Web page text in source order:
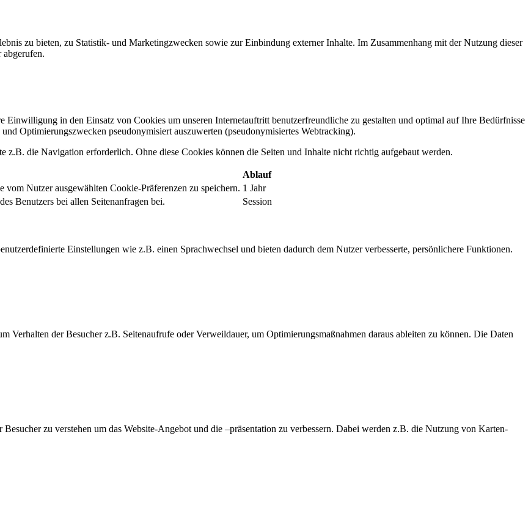
zu bieten, zu Statistik- und Marketingzwecken sowie zur Einbindung externer Inhalte. Im Zusammenhang mit der Nutzung dieser
abgerufen.
Einwilligung in den Einsatz von Cookies um unseren Internetauftritt benutzerfreundliche zu gestalten und optimal auf Ihre Bedürfnisse
Optimierungszwecken pseudonymisiert auszuwerten (pseudonymisiertes Webtracking).
die Navigation erforderlich. Ohne diese Cookies können die Seiten und Inhalte nicht richtig aufgebaut werden.
Ablauf
vom Nutzer ausgewählten Cookie-Präferenzen zu speichern. 1 Jahr
Benutzers bei allen Seitenanfragen bei. Session
Einstellungen wie z.B. einen Sprachwechsel und bieten dadurch dem Nutzer verbesserte, persönlichere Funktionen.
Verhalten der Besucher z.B. Seitenaufrufe oder Verweildauer, um Optimierungsmaßnahmen daraus ableiten zu können. Die Daten
zu verstehen um das Website-Angebot und die –präsentation zu verbessern. Dabei werden z.B. die Nutzung von Karten-